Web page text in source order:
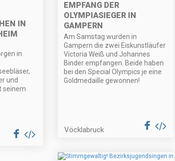
IN
in
und
seinem
EMPFANG DER
OLYMPIASIEGER IN
GAMPERN
Am Samstag wurden in
Gampern die zwei Eiskunstläufer
Victoria Weiß und Johannes
Binder empfangen. Beide haben
bei den Special Olympics je eine
Goldmedaille gewonnen!
Vöcklabruck